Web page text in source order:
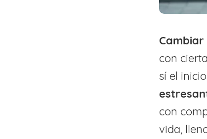
con
sí el
con
vida,